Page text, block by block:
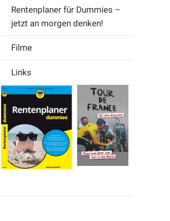
Rentenplaner für Dummies –
jetzt an morgen denken!
Filme
Links